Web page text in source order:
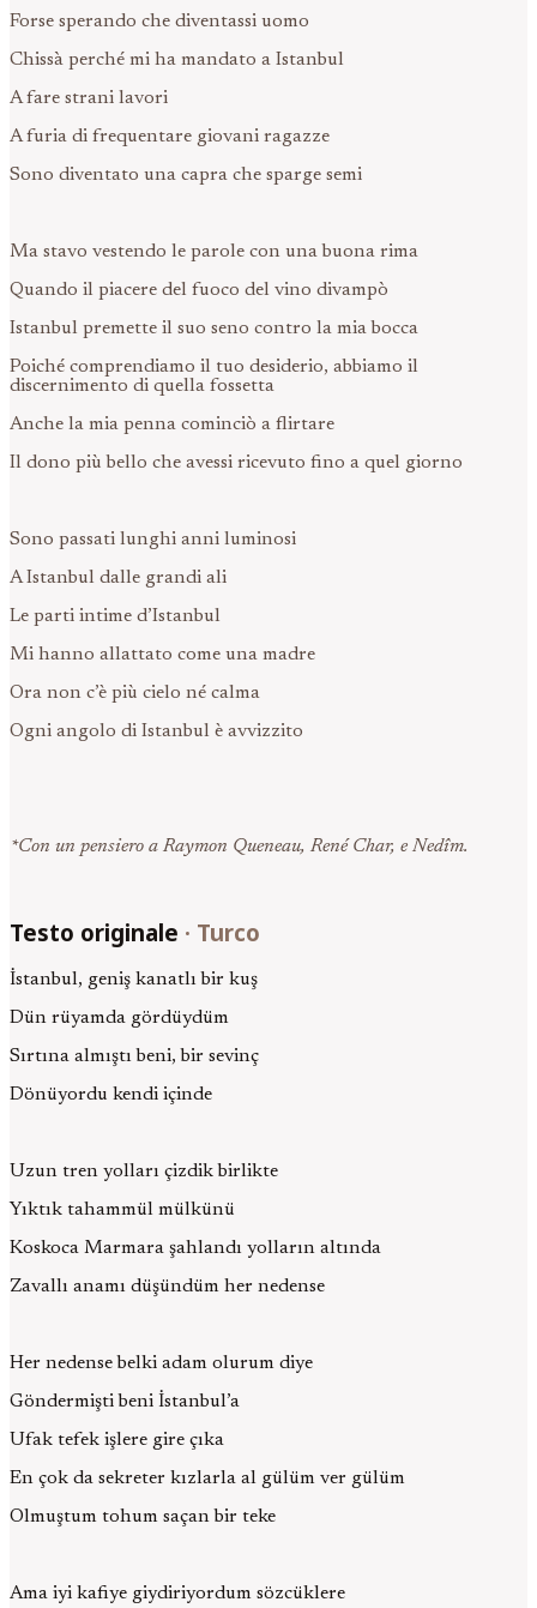
Forse sperando che diventassi uomo
Chissà perché mi ha mandato a Istanbul
A fare strani lavori
A furia di frequentare giovani ragazze
Sono diventato una capra che sparge semi
Ma stavo vestendo le parole con una buona rima
Quando il piacere del fuoco del vino divampò
Istanbul premette il suo seno contro la mia bocca
Poiché comprendiamo il tuo desiderio, abbiamo il
discernimento di quella fossetta
Anche la mia penna cominciò a flirtare
Il dono più bello che avessi ricevuto fino a quel giorno
Sono passati lunghi anni luminosi
A Istanbul dalle grandi ali
Le parti intime d’Istanbul
Mi hanno allattato come una madre
Ora non c’è più cielo né calma
Ogni angolo di Istanbul è avvizzito
*Con un pensiero a Raymon Queneau, René Char, e Nedîm.
Testo originale · Turco
İstanbul, geniş kanatlı bir kuş
Dün rüyamda gördüydüm
Sırtına almıştı beni, bir sevinç
Dönüyordu kendi içinde
Uzun tren yolları çizdik birlikte
Yıktık tahammül mülkünü
Koskoca Marmara şahlandı yolların altında
Zavallı anamı düşündüm her nedense
Her nedense belki adam olurum diye
Göndermişti beni İstanbul’a
Ufak tefek işlere gire çıka
En çok da sekreter kızlarla al gülüm ver gülüm
Olmuştum tohum saçan bir teke
Ama iyi kafiye giydiriyordum sözcüklere